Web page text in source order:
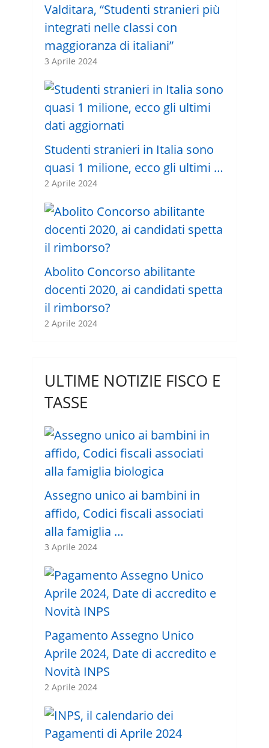
Valditara, “Studenti stranieri più
integrati nelle classi con
maggioranza di italiani”
3 Aprile 2024
Studenti stranieri in Italia sono
quasi 1 milione, ecco gli ultimi …
2 Aprile 2024
Abolito Concorso abilitante
docenti 2020, ai candidati spetta
il rimborso?
2 Aprile 2024
ULTIME NOTIZIE FISCO E
TASSE
Assegno unico ai bambini in
affido, Codici fiscali associati
alla famiglia …
3 Aprile 2024
Pagamento Assegno Unico
Aprile 2024, Date di accredito e
Novità INPS
2 Aprile 2024